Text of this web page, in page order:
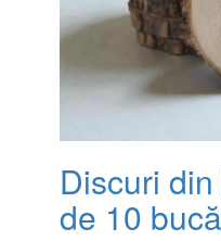
Discuri
de 10